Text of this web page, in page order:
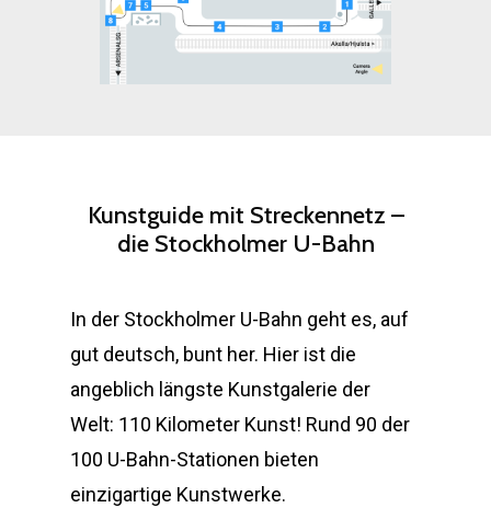
Kunstguide mit Streckennetz –
die Stockholmer U-Bahn
In der Stockholmer U-Bahn geht es, auf
gut deutsch, bunt her. Hier ist die
angeblich längste Kunstgalerie der
Welt: 110 Kilometer Kunst! Rund 90 der
100 U-Bahn-Stationen bieten
einzigartige Kunstwerke.